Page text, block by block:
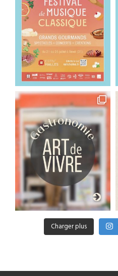
Charger plus